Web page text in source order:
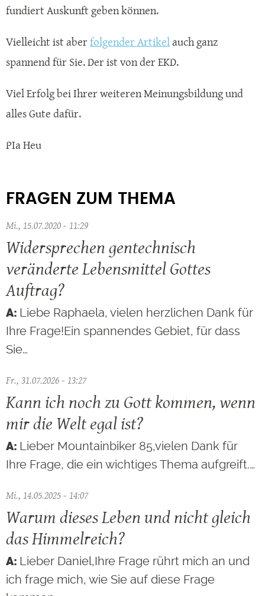
fundiert Auskunft geben können.
Vielleicht ist aberfolgender Artikelauch ganz
spannend für Sie. Der ist von der EKD.
Viel Erfolg bei Ihrer weiteren Meinungsbildung und
alles Gute dafür.
PIa Heu
FRAGEN ZUM THEMA
Mi., 15.07.2020 - 11:29
Widersprechen gentechnisch
veränderte Lebensmittel Gottes
Auftrag?
Liebe Raphaela, vielen herzlichen Dank für
Ihre Frage!Ein spannendes Gebiet, für dass
Sie…
Fr., 31.07.2026 - 13:27
Kann ich noch zu Gott kommen, wenn
mir die Welt egal ist?
Lieber Mountainbiker 85,vielen Dank für
Ihre Frage, die ein wichtiges Thema aufgreift.…
Mi., 14.05.2025 - 14:07
Warum dieses Leben und nicht gleich
das Himmelreich?
Lieber Daniel,Ihre Frage rührt mich an und
ich frage mich, wie Sie auf diese Frage